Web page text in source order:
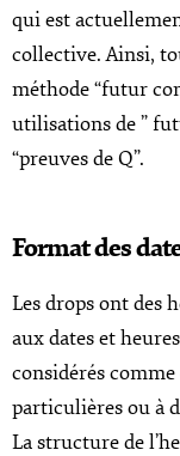
qui est
collective. Ainsi,
méthode “futur
utilisations de ”
“preuves de Q”.
Format des
Les drops ont des
aux dates et
considérés
particulières ou à
La structure de